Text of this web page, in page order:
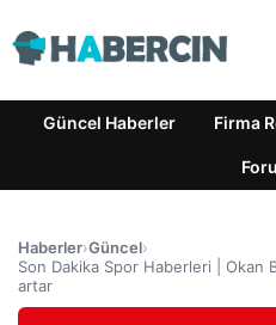
Güncel Haberler Firma
Haberler›Güncel›
Son Dakika Spor Haberleri | Okan
artar